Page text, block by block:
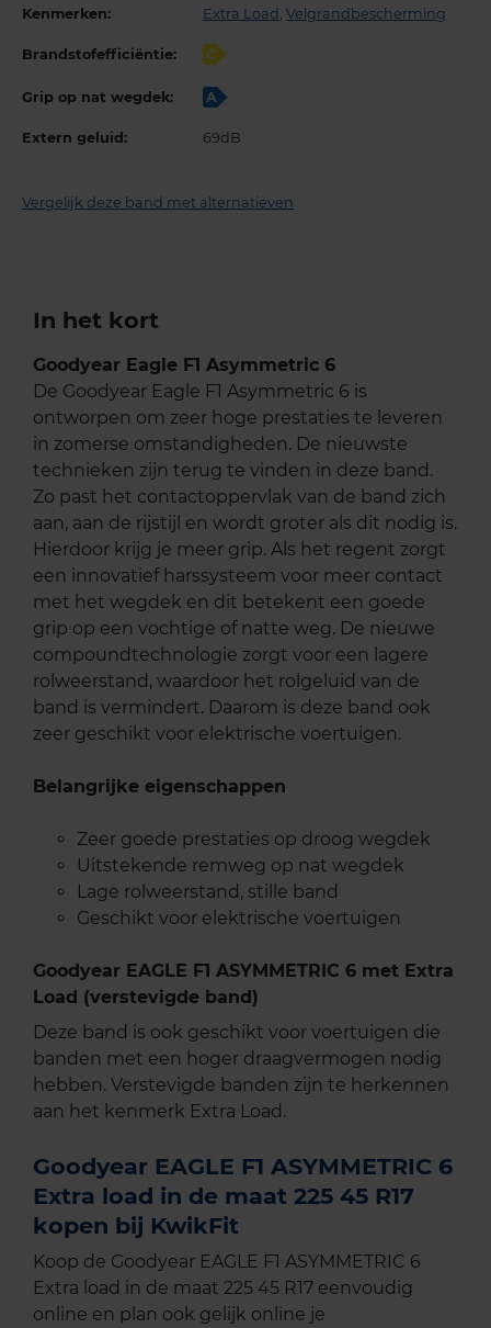
Kenmerken: Extra Load Velgrandbescherming
Brandstofefficiëntie: C
Grip op nat wegdek: A
Extern geluid: 69dB
Vergelijk deze band met alternatieven
In het kort
Goodyear Eagle F1 Asymmetric 6
De Goodyear Eagle F1 Asymmetric 6 is
ontworpen om zeer hoge prestaties te leveren
in zomerse omstandigheden. De nieuwste
technieken zijn terug te vinden in deze band.
Zo past het contactoppervlak van de band zich
aan, aan de rijstijl en wordt groter als dit nodig is.
Hierdoor krijg je meer grip. Als het regent zorgt
een innovatief harssysteem voor meer contact
met het wegdek en dit betekent een goede
grip op een vochtige of natte weg. De nieuwe
compoundtechnologie zorgt voor een lagere
rolweerstand, waardoor het rolgeluid van de
band is vermindert. Daarom is deze band ook
zeer geschikt voor elektrische voertuigen.
Belangrijke eigenschappen
Zeer goede prestaties op droog wegdek
Uitstekende remweg op nat wegdek
Lage rolweerstand, stille band
Geschikt voor elektrische voertuigen
Goodyear EAGLE F1 ASYMMETRIC 6 met Extra
Load (verstevigde band)
Deze band is ook geschikt voor voertuigen die
banden met een hoger draagvermogen nodig
hebben. Verstevigde banden zijn te herkennen
aan het kenmerk Extra Load.
Goodyear EAGLE F1 ASYMMETRIC 6
Extra load in de maat 225 45 R17
kopen bij KwikFit
Koop de Goodyear EAGLE F1 ASYMMETRIC 6
Extra load in de maat 225 45 R17 eenvoudig
online en plan ook gelijk online je